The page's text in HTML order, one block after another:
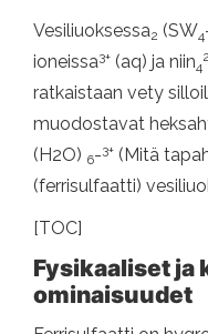
Vesiliuoksessa2 (SW4
ioneissa3+ (aq) ja niin4
ratkaistaan ​​vety
muodostavat
(H2O) 6-3+ (Mitä
(ferrisulfaatti)
[TOC]
Fysikaaliset ja
ominaisuudet